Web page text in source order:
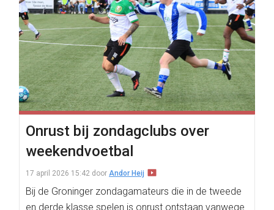
Onrust bij zondagclubs over
weekendvoetbal
17 april 2026 15:42 door Andor Heij
Bij de Groninger zondagamateurs die in de tweede
en derde klasse spelen is onrust ontstaan vanwege